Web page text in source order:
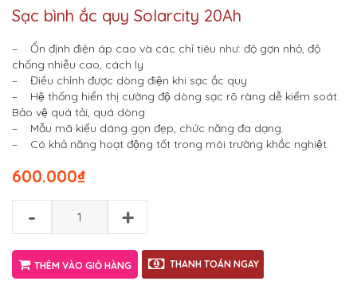
Sạc bình ắc quy Solarcity 20Ah
– Ổn định điện áp cao và các chỉ tiêu như: độ gợn nhỏ, độ
chống nhiễu cao, cách ly
– Điều chỉnh được dòng điện khi sạc ắc quy
– Hệ thống hiển thị cường độ dòng sạc rõ ràng dễ kiểm soát.
Bảo vệ quá tải, quá dòng
– Mẫu mã kiểu dáng gọn đẹp, chức năng đa dạng.
– Có khả năng hoạt động tốt trong môi trường khắc nghiệt.
₫
600.000
- +
THÊM VÀO GIỎ HÀNG THANH TOÁN NGAY